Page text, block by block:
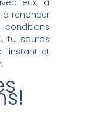
eux, à
à renoncer
tu sauras
et